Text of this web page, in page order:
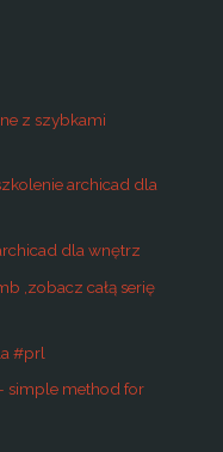
z szybkami
archicad dla
dla wnętrz
,zobacz całą serię
#prl
simple method for